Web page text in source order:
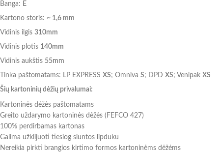
Banga: E
Kartono storis: ~ 1,6 mm
Vidinis ilgis 310mm
Vidinis plotis 140mm
Vidinis aukštis 55mm
Tinka paštomatams: LP EXPRESS XS; Omniva S; DPD XS; Venipak XS
Šių kartoninių dėžių privalumai:
Kartoninės dėžės paštomatams
Greito uždarymo kartoninės dėžės (FEFCO 427)
100% perdirbamas kartonas
Galima užklijuoti tiesiog siuntos lipduku
Nereikia pirkti brangios kirtimo formos kartoninėms dėžėms